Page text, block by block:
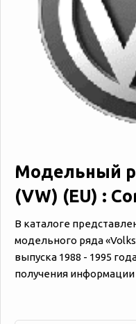
Модельный
(VW) (EU) :
В каталоге
модельного ряда
выпуска 1988 - 1995
получения